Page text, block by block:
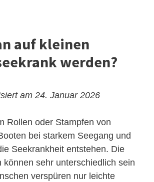
auf kleinen
werden?
am 24. Januar 2026
Rollen oder Stampfen von
bei starkem Seegang und
Seekrankheit entstehen. Die
können sehr unterschiedlich sein
verspüren nur leichte